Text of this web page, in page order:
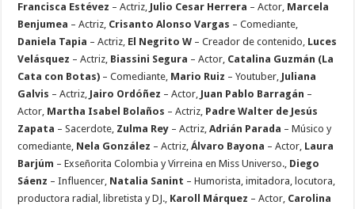
Francisca Estévez – Actriz, Julio Cesar Herrera – Actor, Marcela
Benjumea – Actriz, Crisanto Alonso Vargas – Comediante,
Daniela Tapia – Actriz, El Negrito W – Creador de contenido, Luces
Velásquez – Actriz, Biassini Segura – Actor, Catalina Guzmán (La
Cata con Botas) – Comediante, Mario Ruiz – Youtuber, Juliana
Galvis – Actriz, Jairo Ordóñez – Actor, Juan Pablo Barragán –
Actor, Martha Isabel Bolaños – Actriz, Padre Walter de Jesús
Zapata – Sacerdote, Zulma Rey – Actriz,Adrián Parada – Músico y
comediante, Nela González – Actriz,Álvaro Bayona – Actor, Laura
Barjúm – Exseñorita Colombia y Virreina en Miss Universo., Diego
Sáenz – Influencer, Natalia Sanint – Humorista, imitadora, locutora,
productora radial, libretista y DJ., Karoll Márquez – Actor, Carolina